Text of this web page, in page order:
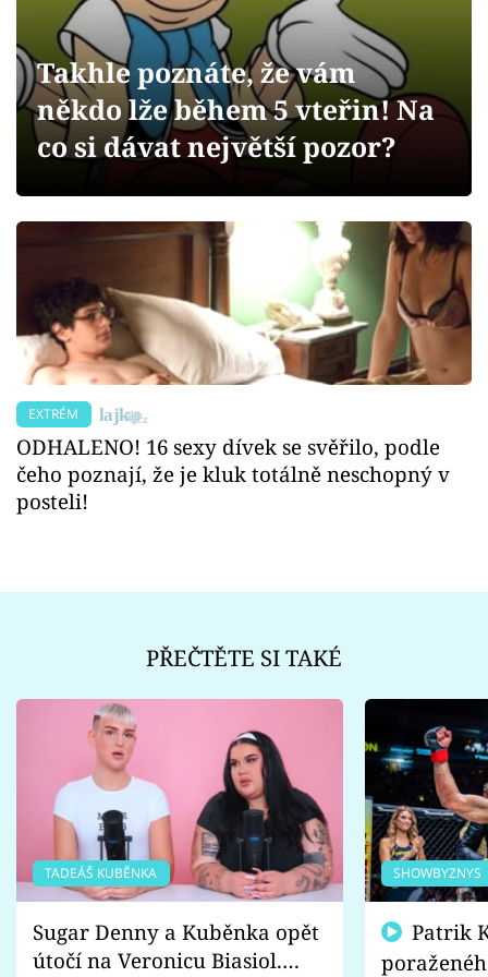
Videa
Sledujte prima+
Takhle poznáte, že vám
někdo lže během 5 vteřin! Na
co si dávat největší pozor?
EXTRÉM
ODHALENO! 16 sexy dívek se svěřilo, podle
čeho poznají, že je kluk totálně neschopný v
posteli!
PŘEČTĚTE SI TAKÉ
TADEÁŠ KUBĚNKA
Sugar Denny a Kuběnka opět
útočí na Veronicu Biasiol.
SHOWBYZNYS